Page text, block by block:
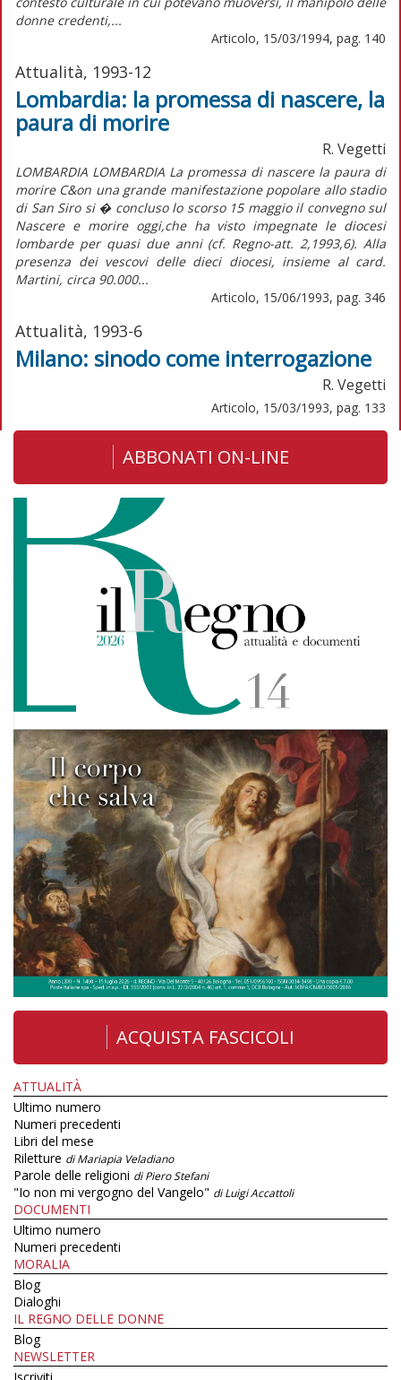
donne credenti,...
Articolo, 15/03/1994, pag. 140
Attualità, 1993-12
Lombardia: la promessa di nascere, la
paura di morire
R. Vegetti
LOMBARDIA LOMBARDIA La promessa di nascere la paura di
morire C&on una grande manifestazione popolare allo stadio
di San Siro si � concluso lo scorso 15 maggio il convegno sul
Nascere e morire oggi,che ha visto impegnate le diocesi
lombarde per quasi due anni (cf. Regno-att. 2,1993,6). Alla
presenza dei vescovi delle dieci diocesi, insieme al card.
Martini, circa 90.000...
Articolo, 15/06/1993, pag. 346
Attualità, 1993-6
Milano: sinodo come interrogazione
R. Vegetti
Articolo, 15/03/1993, pag. 133
ABBONATI ON-LINE
ACQUISTA FASCICOLI
ATTUALITÀ
Ultimo numero
Numeri precedenti
Libri del mese
Riletture di Mariapia Veladiano
Parole delle religioni di Piero Stefani
"Io non mi vergogno del Vangelo" di Luigi Accattoli
DOCUMENTI
Ultimo numero
Numeri precedenti
MORALIA
Blog
Dialoghi
IL REGNO DELLE DONNE
Blog
NEWSLETTER